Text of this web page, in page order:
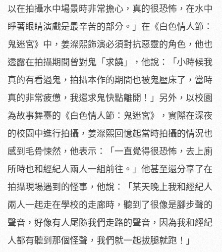
以在拍攝水中場景時非常擔心， 真的很恐怖，在水中
睜著眼睛演戲是最辛苦的部分。」在《白色情人節：
鬼迷宮》中，姜澯熙飾演必須對抗惡靈的角色， 他也
透露在拍攝期間曾對鬼「求饒」，他說：「 小時候我
真的有看過鬼，拍攝本作的期間也被鬼壓床了， 當時
真的非常疲憊，我還求鬼快點離開！」另外， 以校園
為故事舞臺的《白色情人節：鬼迷宮》， 實際在深夜
的校園中進行拍攝， 姜澯熙回憶起當時拍攝的情況也
感到毛骨悚然，他表示：「 一直覺得很恐怖，去上廁
所時也和經紀人兩人一組前往。」 他甚至還分享了在
拍攝現場遇到的怪事，他說：「 某天晚上我和經紀人
兩人一起走在學校的走廊時， 聽到了很像是腳步聲的
聲音，好像有人尾隨我們走路的聲音， 因為我和經紀
人都有聽到那個怪聲，我們就一起拔腿就跑！」